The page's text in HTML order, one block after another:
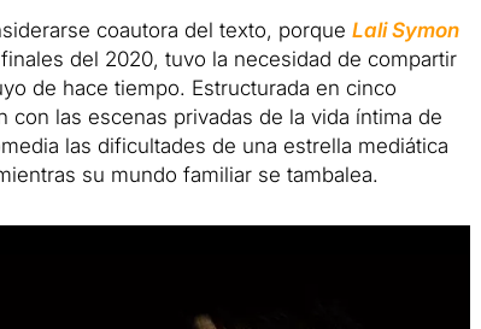
coautora del texto, porque Lali Symon
del 2020, tuvo la necesidad de compartir
de hace tiempo. Estructurada en cinco
las escenas privadas de la vida íntima de
las dificultades de una estrella mediática
su mundo familiar se tambalea.